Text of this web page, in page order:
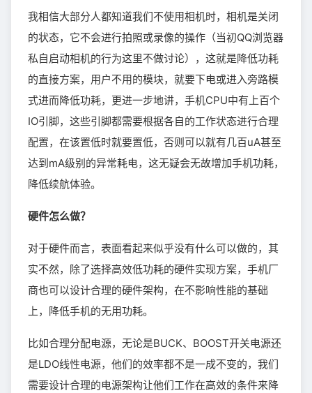
我相信大部分人都知道我们不使用相机时，相机是关闭
的状态，它不会进行拍照或录像的操作（当初QQ浏览器
私自启动相机的行为这里不做讨论），这就是降低功耗
的直接方案，用户不用的模块，就要下电或进入旁路模
式进而降低功耗，更进一步地讲，手机CPU中有上百个
IO引脚，这些引脚都需要根据各自的工作状态进行合理
配置，在该置低时就要置低，否则可以就有几百uA甚至
达到mA级别的异常耗电，这无疑会无故增加手机功耗，
降低续航体验。
硬件怎么做？
对于硬件而言，表面看起来似乎没有什么可以做的，其
实不然，除了选择高效低功耗的硬件实现方案，手机厂
商也可以设计合理的硬件架构，在不影响性能的基础
上，降低手机的无用功耗。
比如合理分配电源，无论是BUCK、BOOST开关电源还
是LDO线性电源，他们的效率都不是一成不变的，我们
需要设计合理的电源架构让他们工作在高效的条件来降